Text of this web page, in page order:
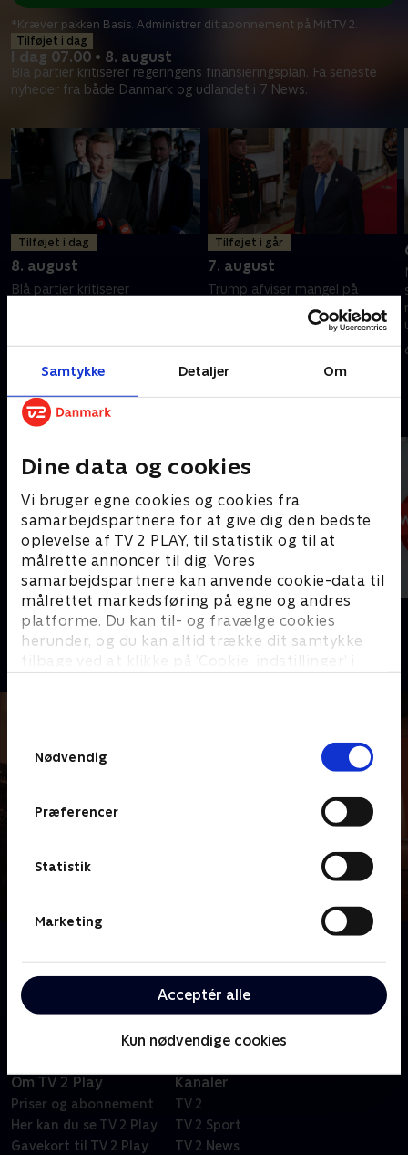
Samtykke Detaljer Om
Dine data og cookies
Vi bruger egne cookies og cookies fra
samarbejdspartnere for at give dig den bedste
oplevelse af TV 2 PLAY, til statistik og til at
målrette annoncer til dig. Vores
samarbejdspartnere kan anvende cookie-data til
målrettet markedsføring på egne og andres
platforme. Du kan til- og fravælge cookies
herunder, og du kan altid trække dit samtykke
tilbage ved at klikke på ’Cookie-indstillinger’ i
Nødvendig
Præferencer
Statistik
Marketing
Acceptér alle
Kun nødvendige cookies
Tilføjet i dag
I dag 07.00 • 8. august
Blå partier kritiserer regeringens finansieringsplan. Få seneste
nyheder fra både Danmark og udlandet i 7 News.
*Kræver pakken Basis. Administrer dit abonnement på Mit TV 2.
Tilføjet i dag
8. august
Blå partier kritiserer
I dag • 25 min
Tilføjet i går
7. august
Trump afviser mangel på
ammunition. Få seneste
nyheder fra både Danmark og
I går • 6 min
Andre så også
12 News
Nyheder
19 News
Nyheder
News.
Om TV 2 Play
Priser og abonnement
Her kan du se TV 2 Play
Gavekort til TV 2 Play
Kanaler
TV 2
TV 2 Sport
TV 2 News